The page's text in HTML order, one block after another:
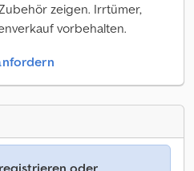
zeigen. Irrtümer,
vorbehalten.